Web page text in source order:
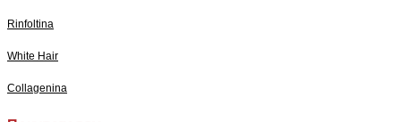
Rinfoltina
White Hair
Collagenina